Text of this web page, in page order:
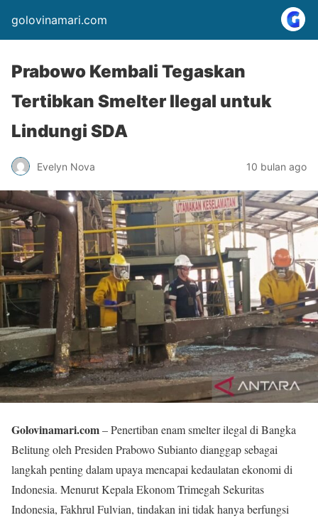
golovinamari.com
Prabowo Kembali Tegaskan
Tertibkan Smelter Ilegal untuk
Lindungi SDA
Evelyn Nova 10 bulan ago
Golovinamari.com– Penertiban enam smelter ilegal di Bangka
Belitung oleh Presiden Prabowo Subianto dianggap sebagai
langkah penting dalam upaya mencapai kedaulatan ekonomi di
Indonesia. Menurut Kepala Ekonom Trimegah Sekuritas
Indonesia, Fakhrul Fulvian, tindakan ini tidak hanya berfungsi